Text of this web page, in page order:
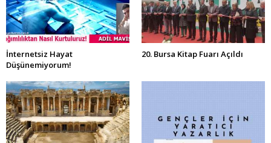
İnternetsiz Hayat
Düşünemiyorum!
20. Bursa Kitap Fuarı Açıldı